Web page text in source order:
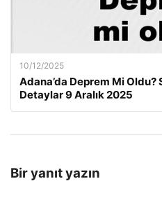
10/12/2025
Adana’da Deprem Mi Oldu?
Detaylar 9 Aralık 2025
Bir yanıt yazın